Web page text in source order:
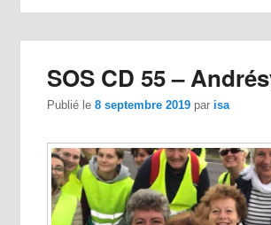
SOS CD 55 –
Publié le8 septembre 2019 par isa